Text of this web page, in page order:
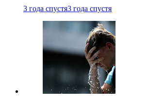
3 года спустя3 года спустя